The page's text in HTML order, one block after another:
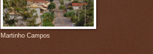
Martinho Campos